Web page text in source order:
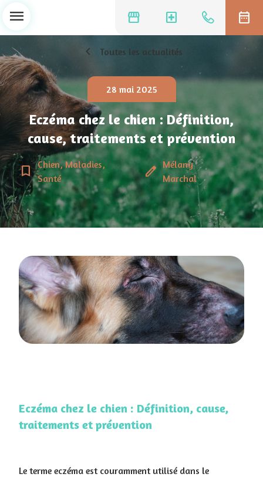
storefront local_hospital date_range
menu
chevron_left Toutes les actualités
28 mai 2025
Eczéma chez le chien : Définition,
cause, traitements et prévention
bookmark_border Chien, Maladies,
Santé
edit Mélany
Marchal
Eczéma chez le chien : Définition, cause,
traitements et prévention
Le terme eczéma est couramment utilisé dans le